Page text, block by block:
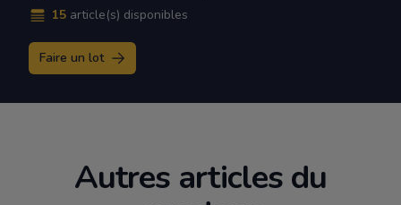
15 article(s) disponibles
Faire un lot
Autres articles du